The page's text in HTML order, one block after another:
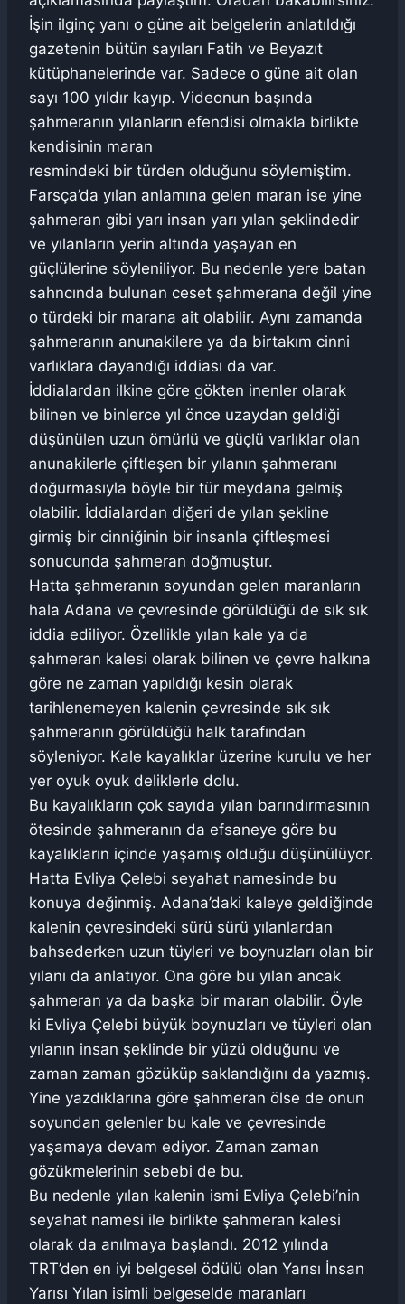
İşin ilginç yanı o güne ait belgelerin anlatıldığı
gazetenin bütün sayıları Fatih ve Beyazıt
kütüphanelerinde var. Sadece o güne ait olan
sayı 100 yıldır kayıp. Videonun başında
şahmeranın yılanların efendisi olmakla birlikte
kendisinin maran
resmindeki bir türden olduğunu söylemiştim.
Farsça’da yılan anlamına gelen maran ise yine
şahmeran gibi yarı insan yarı yılan şeklindedir
ve yılanların yerin altında yaşayan en
güçlülerine söyleniliyor. Bu nedenle yere batan
sahncında bulunan ceset şahmerana değil yine
o türdeki bir marana ait olabilir. Aynı zamanda
şahmeranın anunakilere ya da birtakım cinni
varlıklara dayandığı iddiası da var.
İddialardan ilkine göre gökten inenler olarak
bilinen ve binlerce yıl önce uzaydan geldiği
düşünülen uzun ömürlü ve güçlü varlıklar olan
anunakilerle çiftleşen bir yılanın şahmeranı
doğurmasıyla böyle bir tür meydana gelmiş
olabilir. İddialardan diğeri de yılan şekline
girmiş bir cinniğinin bir insanla çiftleşmesi
sonucunda şahmeran doğmuştur.
Hatta şahmeranın soyundan gelen maranların
hala Adana ve çevresinde görüldüğü de sık sık
iddia ediliyor. Özellikle yılan kale ya da
şahmeran kalesi olarak bilinen ve çevre halkına
göre ne zaman yapıldığı kesin olarak
tarihlenemeyen kalenin çevresinde sık sık
şahmeranın görüldüğü halk tarafından
söyleniyor. Kale kayalıklar üzerine kurulu ve her
yer oyuk oyuk deliklerle dolu.
Bu kayalıkların çok sayıda yılan barındırmasının
ötesinde şahmeranın da efsaneye göre bu
kayalıkların içinde yaşamış olduğu düşünülüyor.
Hatta Evliya Çelebi seyahat namesinde bu
konuya değinmiş. Adana’daki kaleye geldiğinde
kalenin çevresindeki sürü sürü yılanlardan
bahsederken uzun tüyleri ve boynuzları olan bir
yılanı da anlatıyor. Ona göre bu yılan ancak
şahmeran ya da başka bir maran olabilir. Öyle
ki Evliya Çelebi büyük boynuzları ve tüyleri olan
yılanın insan şeklinde bir yüzü olduğunu ve
zaman zaman gözüküp saklandığını da yazmış.
Yine yazdıklarına göre şahmeran ölse de onun
soyundan gelenler bu kale ve çevresinde
yaşamaya devam ediyor. Zaman zaman
gözükmelerinin sebebi de bu.
Bu nedenle yılan kalenin ismi Evliya Çelebi’nin
seyahat namesi ile birlikte şahmeran kalesi
olarak da anılmaya başlandı. 2012 yılında
TRT’den en iyi belgesel ödülü olan Yarısı İnsan
Yarısı Yılan isimli belgeselde maranları